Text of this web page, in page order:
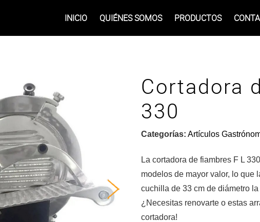
INICIO QUIÉNES SOMOS PRODUCTOS
Cortadora
330
Categorías: Artículos
La cortadora de fiambres F L
modelos de mayor valor, lo que
cuchilla de 33 cm de diámetro
¿Necesitas renovarte o estas
cortadora!